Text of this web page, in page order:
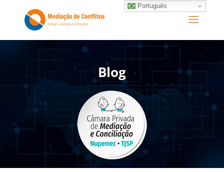
Blog
Português